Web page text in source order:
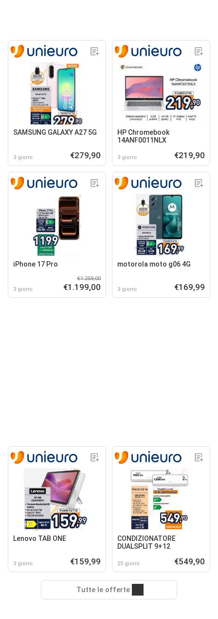
SAMSUNG GALAXY A27 5G
3 giorni €279,90
HP Chromebook
14ANF0011NLX
3 giorni €219,90
iPhone 17 Pro
3 giorni
€1.259,00
€1.199,00
motorola moto g06 4G
3 giorni €169,99
Lenovo TAB ONE
3 giorni €159,99
CONDIZIONATORE
DUALSPLIT 9+12
25 giorni €549,90
Tutte le offerte